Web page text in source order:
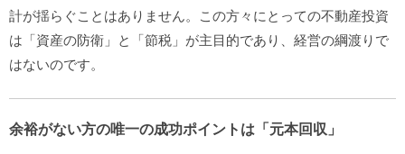
計が揺らぐことはありません。この方々にとっての不動産投資
は「資産の防衛」と「節税」が主目的であり、経営の綱渡りで
はないのです。
余裕がない方の唯一の成功ポイントは「元本回収」